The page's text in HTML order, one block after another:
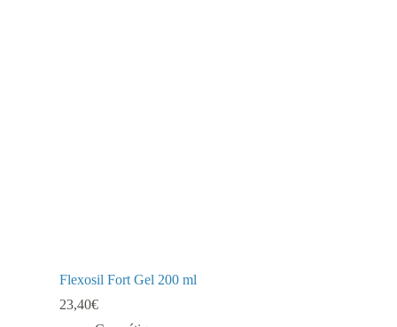
Flexosil Fort Gel 200 ml
23,40€